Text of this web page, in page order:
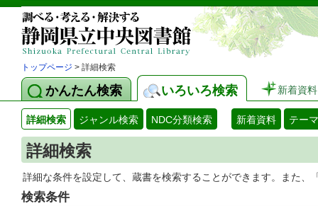
トップページ > 詳細検索
かんたん検索 いろいろ検索 新着資料
詳細検索 ジャンル検索 NDC分類検索 新着資料 テー
詳細検索
詳細な条件を設定して、蔵書を検索することができます。また
検索条件